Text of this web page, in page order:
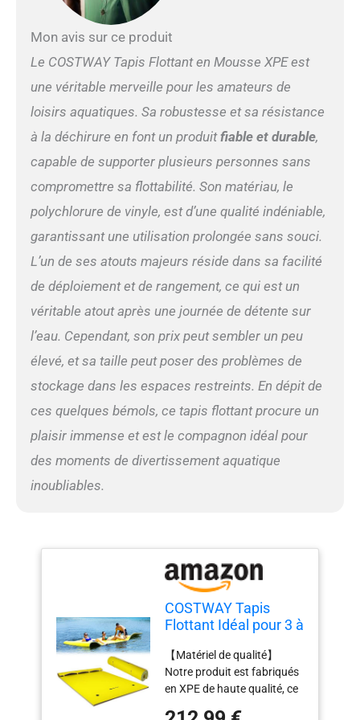
joyeusement avec des amis
dessus. 【Large
peut être utilisé dans les
piscines, les lacs et à la mer.
jeux d’eau, les bains de
soleil et même les fêtes de
yacht. 【Pratique à ranger
et transporter】Notre tapis
flotteur est léger et facile à
son empreinte au sol est
réduite et il est facile à
facilitent également le
transport.
Mon avis sur ce produit
Le COSTWAY Tapis Flottant en Mousse XPE est
une véritable merveille pour les amateurs de
loisirs aquatiques. Sa robustesse et sa résistance
à la déchirure en font un produitfiable et durable,
capable de supporter plusieurs personnes sans
compromettre sa flottabilité. Son matériau, le
polychlorure de vinyle, est d’une qualité indéniable,
garantissant une utilisation prolongée sans souci.
L’un de ses atouts majeurs réside dans sa facilité
de déploiement et de rangement, ce qui est un
véritable atout après une journée de détente sur
l’eau. Cependant, son prix peut sembler un peu
élevé, et sa taille peut poser des problèmes de
stockage dans les espaces restreints. En dépit de
ces quelques bémols, ce tapis flottant procure un
plaisir immense et est le compagnon idéal pour
des moments de divertissement aquatique
inoubliables.
COSTWAY Tapis
Flottant Idéal pour 3 à
Capacité de Charge
de 300 KG Matelas
Flottant pour Mer,
Piscine et Lac 270 x
【Matériel de qualité】
Notre produit est fabriqués
en XPE de haute qualité, ce